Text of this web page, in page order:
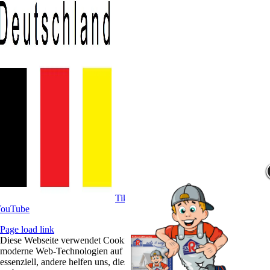
Tik­Tok
Page load link
Diese Webseite verwendet Cookies. Mit der Zustimmung möchten wir
moderne Web-Technologien auf unserer Website nutzen. Einige sind
essenziell, andere helfen uns, diese Website und das Nutzererlebnis zu